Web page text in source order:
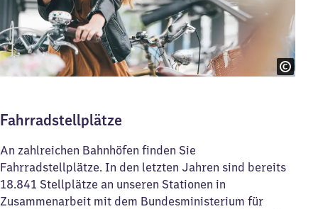
Fahrradstellplätze
An zahlreichen Bahnhöfen finden Sie
Fahrradstellplätze. In den letzten Jahren sind bereits
18.841 Stellplätze an unseren Stationen in
Zusammenarbeit mit dem Bundesministerium für